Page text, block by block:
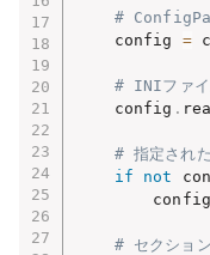
#
    config
=
# INIファイ
    config
.
# 指定され
if
not
        config
# セクショ